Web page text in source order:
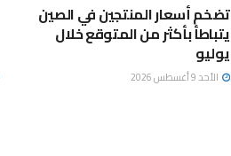
تضخم أسعار المنتجين في الصين
يتباطأ بأكثر من المتوقع خلال
يوليو
الأحد 9 أغسطس 2026